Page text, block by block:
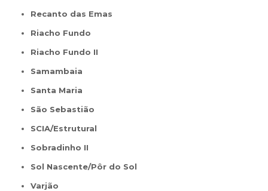
Recanto das Emas
Riacho Fundo
Riacho Fundo II
Samambaia
Santa Maria
São Sebastião
SCIA/Estrutural
Sobradinho II
Sol Nascente/Pôr do Sol
Varjão